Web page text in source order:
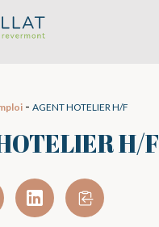
cookies
- AGENT HOTELIER H/F
H/F